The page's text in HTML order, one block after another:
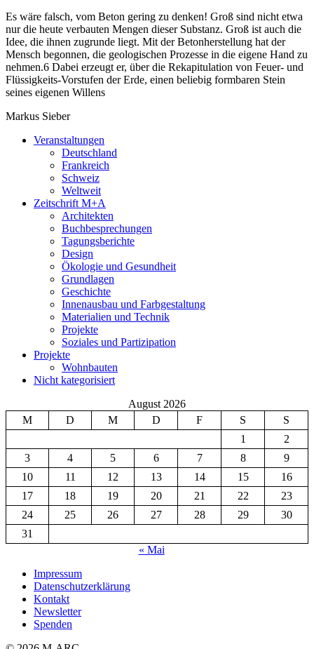
Es wäre falsch, vom Beton gering zu denken! Groß sind nicht etwa
nur die heute verbauten Mengen dieser Substanz. Groß ist auch die
Idee, die ihnen zugrunde liegt. Mit der Betonherstellung hat der
Mensch begonnen, die geologischen Prozesse in die eigene Hand zu
nehmen.6 Dabei erzeugt er, über die Rekapitulation von Feuer- und
Flüssigkeits-Vorstufen der Erde, einen beliebig formbaren Stein
seines eigenen Willens
Markus Sieber
Veranstaltungen
Deutschland
Frankreich
Schweiz
Weltweit
Zeitschrift M+A
Architekten
Buchbesprechungen
Tagungsberichte
Design
Ökologie und Gesundheit
Grundlagen
Geschichte
Innenausbau und Farbgestaltung
Materialien und Technik
Projekte
Soziales und Partizipation
Projekte
Wohnbauten
Nicht kategorisiert
August 2026
M
D M D F S
S
1
2
3
4 5 6 7 8
9
10
11 12 13 14 15
16
17
18 19 20 21 22
23
24
25 26 27 28 29
30
31
« Mai
Impressum
Datenschutzerklärung
Kontakt
Newsletter
Spenden